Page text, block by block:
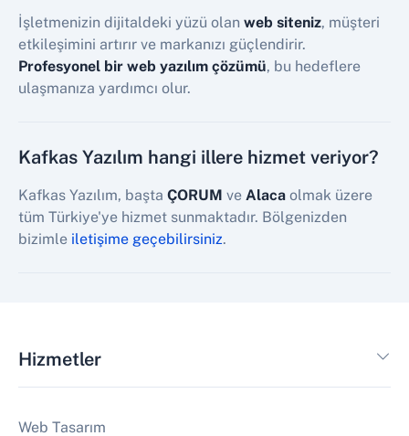
İşletmenizin dijitaldeki yüzü olan web siteniz, müşteri
etkileşimini artırır ve markanızı güçlendirir.
Profesyonel bir web yazılım çözümü, bu hedeflere
ulaşmanıza yardımcı olur.
Kafkas Yazılım hangi illere hizmet veriyor?
Kafkas Yazılım, başta ÇORUM ve Alaca olmak üzere
tüm Türkiye'ye hizmet sunmaktadır. Bölgenizden
bizimle iletişime geçebilirsiniz.
Hizmetler
Web Tasarım